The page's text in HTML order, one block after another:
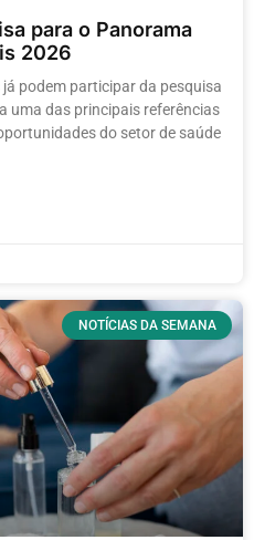
para o Panorama
2026
podem participar da pesquisa
uma das principais referências
do setor de saúde
NOTÍCIAS DA SEMANA